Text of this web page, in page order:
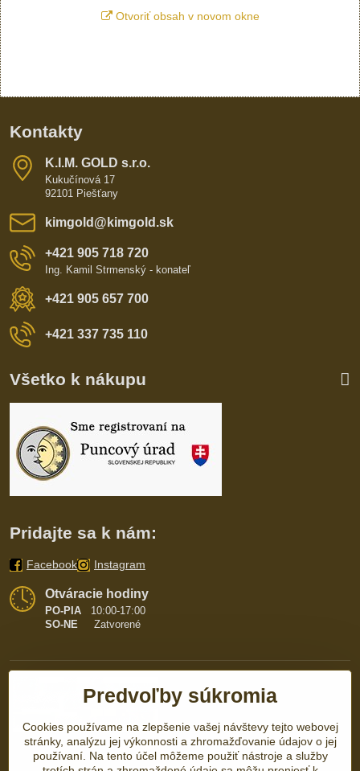
Otvoriť obsah v novom okne
Kontakty
K​​.I​​.M​​. GOLD s​​.r​​.o​​.
Kukučínová 17
92101 Piešťany
kimgold​@kimgold​.sk
+421 905 718 720
Ing. Kamil Strmenský - konateľ
+421 905 657 700
+421 337 735 110
Všetko k nákupu
Pridajte sa k nám:
Facebook Instagram
Otváracie hodiny
PO-PIA
10:00-17:00
SO-NE Zatvorené
Predvoľby súkromia
Cookies používame na zlepšenie vašej návštevy tejto webovej
stránky, analýzu jej výkonnosti a zhromažďovanie údajov o jej
používaní. Na tento účel môžeme použiť nástroje a služby